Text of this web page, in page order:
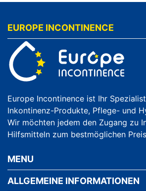
EUROPE INCONTINENCE
Europe Incontinence ist Ihr
Inkontinenz-Produkte, Pflege- und
Wir möchten jedem den Zugang zu
Hilfsmitteln zum bestmöglichen
MENU
ALLGEMEINE INFORMATIONEN